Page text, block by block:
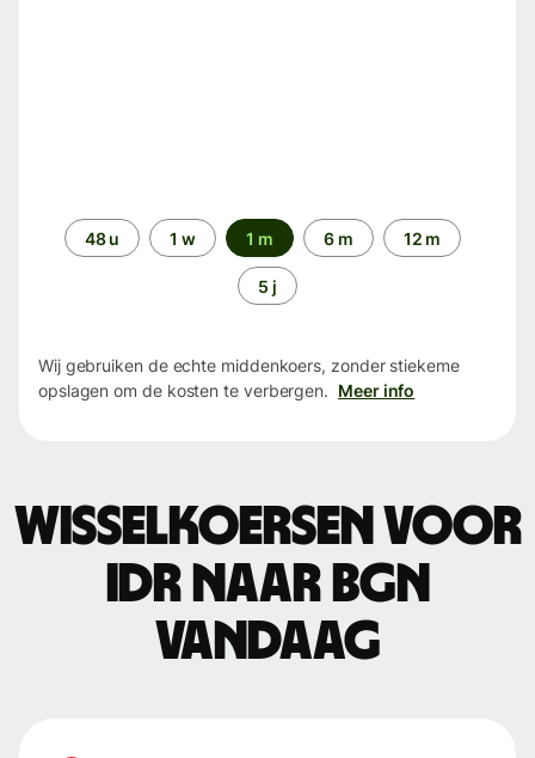
Periode48 u 1 w 1 m 6 m 12 m
5 j
Wij gebruiken de echte middenkoers, zonder stiekeme
opslagen om de kosten te verbergen. Meer info
Wisselkoersen voor
IDR naar BGN
vandaag